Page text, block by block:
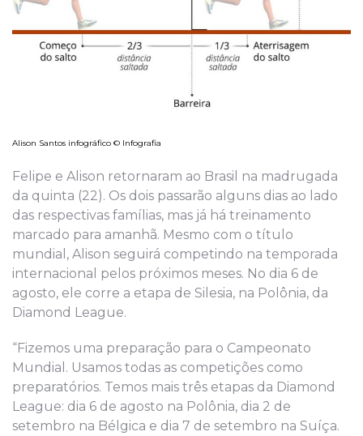
Alison Santos infográfico © Infografia
Felipe e Alison retornaram ao Brasil na madrugada
da quinta (22). Os dois passarão alguns dias ao lado
das respectivas famílias, mas já há treinamento
marcado para amanhã. Mesmo com o título
mundial, Alison seguirá competindo na temporada
internacional pelos próximos meses. No dia 6 de
agosto, ele corre a etapa de Silesia, na Polônia, da
Diamond League.
“Fizemos uma preparação para o Campeonato
Mundial. Usamos todas as competições como
preparatórios. Temos mais três etapas da Diamond
League: dia 6 de agosto na Polônia, dia 2 de
setembro na Bélgica e dia 7 de setembro na Suíça.